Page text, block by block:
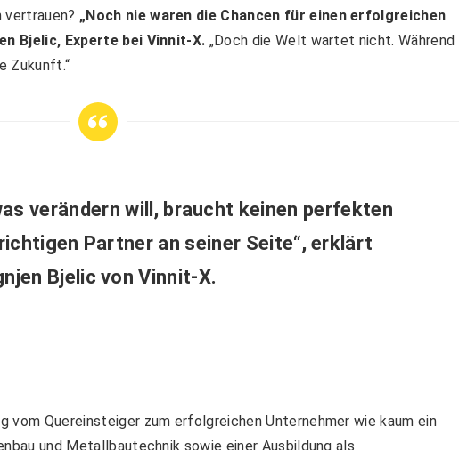
vertrauen? „Noch nie waren die Chancen für einen erfolgreichen
Bjelic, Experte bei Vinnit-X. „Doch die Welt wartet nicht. Während
Zukunft.“
verändern will, braucht keinen perfekten
Partner an seiner Seite“, erklärt
Bjelic von Vinnit-X.
vom Quereinsteiger zum erfolgreichen Unternehmer wie kaum ein
und Metallbautechnik sowie einer Ausbildung als